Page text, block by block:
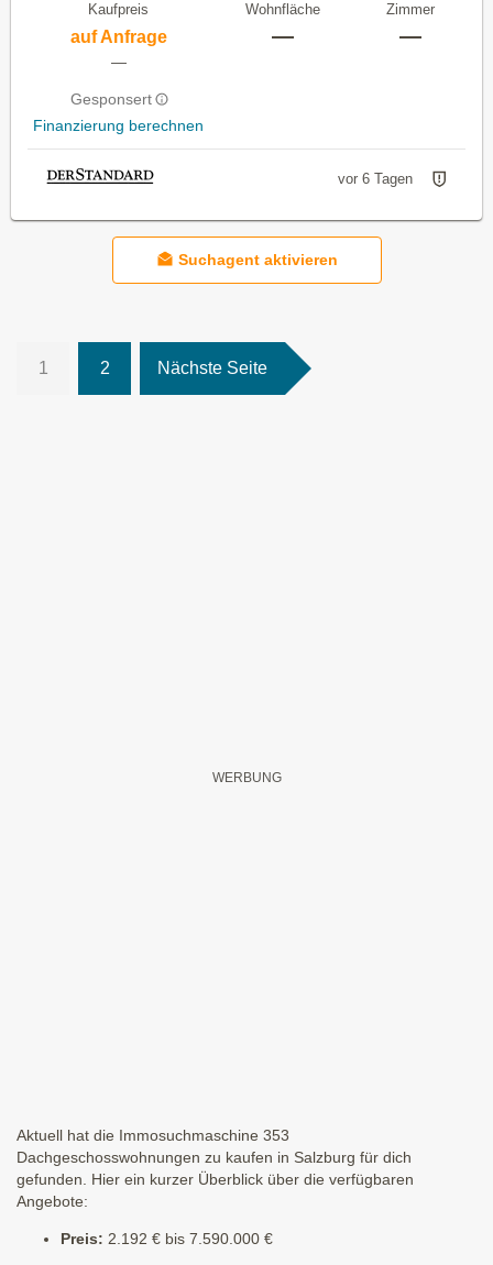
Kaufpreis
auf Anfrage
—
Gesponsert
Finanzierung berechnen
Wohnfläche
—
Zimmer
—
vor 6 Tagen
Suchagent aktivieren
1 2 Nächste Seite
Aktuell hat die Immosuchmaschine 353
Dachgeschosswohnungen zu kaufen in Salzburg für dich
gefunden. Hier ein kurzer Überblick über die verfügbaren
Angebote:
Preis: 2.192 € bis 7.590.000 €